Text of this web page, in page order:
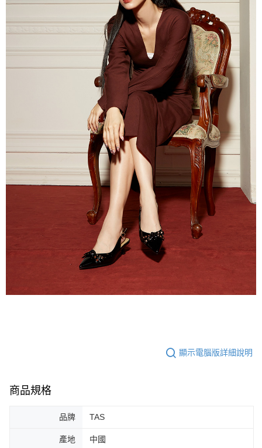
顯示電腦版詳細說明
商品規格
品牌 TAS
產地 中國